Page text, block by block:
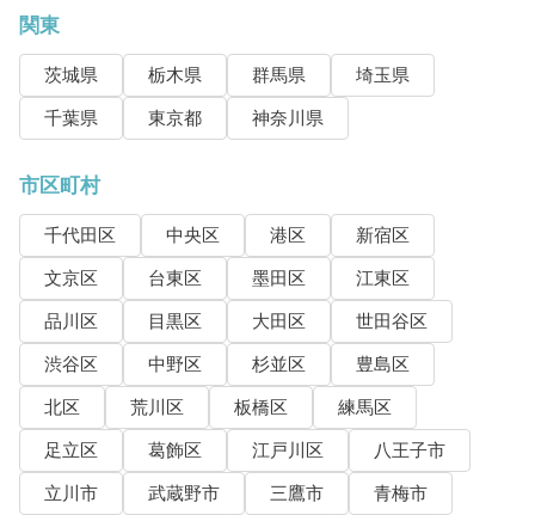
関東
茨城県 栃木県 群馬県
埼玉県
千葉県
東京都 神奈川県
市区町村
千代田区 中央区 港区
新宿区
文京区
台東区 墨田区
江東区
品川区
目黒区 大田区
世田谷区
渋谷区
中野区 杉並区
豊島区
北区
荒川区 板橋区
練馬区
足立区
葛飾区 江戸川区
八王子市
立川市
武蔵野市 三鷹市
青梅市